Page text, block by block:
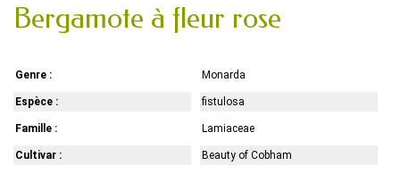
Bergamote à fleur rose
Genre : Monarda
Espèce : fistulosa
Famille : Lamiaceae
Cultivar : Beauty of Cobham